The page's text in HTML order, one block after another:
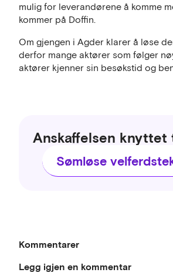
mulig for leverandørene å komme
kommer på Doffin.
Om gjengen i Agder klarer å løse
derfor mange aktører som følger
aktører kjenner sin besøkstid og
Anskaffelsen knyttet
Sømløse
Kommentarer
Legg igjen en kommentar